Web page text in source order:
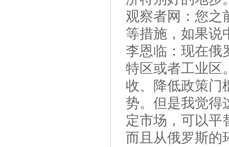
观察者网：您之
等措施，如果说
李恩临：现在俄
特区或者工业区
收、降低政策门
势。但是我觉得
定市场，可以平
而且从俄罗斯的